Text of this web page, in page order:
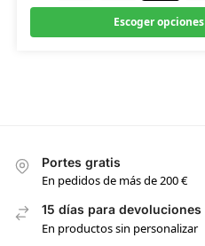
Escoger opciones
Portes gratis
En pedidos de más de 200 €
15 días para devoluciones
En productos sin personalizar